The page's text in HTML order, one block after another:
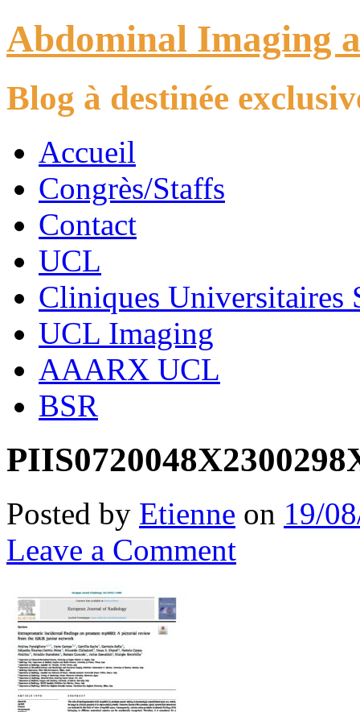
Abdominal Imaging
Blog à destinée
Accueil
Congrès/Staffs
Contact
UCL
Cliniques Universitaires
UCL Imaging
AAARX UCL
BSR
Posted by Etienne on 19/
Leave a Comment